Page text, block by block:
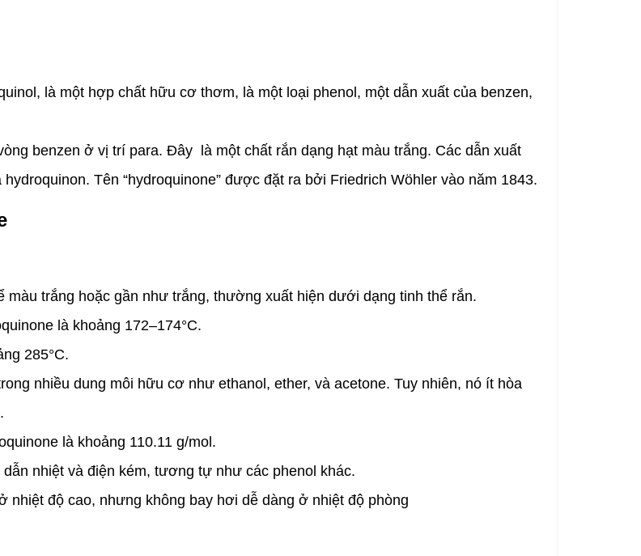
là một hợp chất hữu cơ thơm, là một loại phenol, một dẫn xuất của benzen,
benzen ở vị trí para. Đây là một chất rắn dạng hạt màu trắng. Các dẫn xuất
Tên “hydroquinone” được đặt ra bởi Friedrich Wöhler vào năm 1843.
trắng hoặc gần như trắng, thường xuất hiện dưới dạng tinh thể rắn.
là khoảng 172–174°C.
285°C.
nhiều dung môi hữu cơ như ethanol, ether, và acetone. Tuy nhiên, nó ít hòa
là khoảng 110.11 g/mol.
nhiệt và điện kém, tương tự như các phenol khác.
độ cao, nhưng không bay hơi dễ dàng ở nhiệt độ phòng